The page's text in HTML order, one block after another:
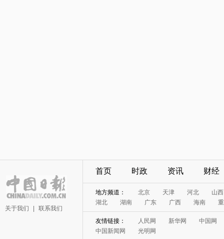
关于我们 联系我们
首页 时政 资讯 财经
地方频道： 北京 天津 河北
山西
湖北
湖南 广东 广西 海南
友情链接： 人民网 新华网
中国网
中国新闻网
光明网